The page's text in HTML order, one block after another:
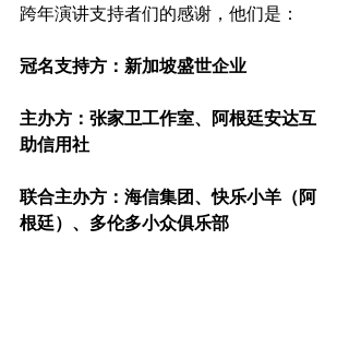
跨年演讲支持者们的感谢，他们是：
冠名支持方：新加坡盛世企业
主办方：张家卫工作室、阿根廷安达互
助信用社
联合主办方：海信集团、快乐小羊（阿
根廷）、多伦多小众俱乐部